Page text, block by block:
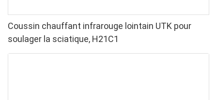
Coussin chauffant infrarouge lointain UTK pour
soulager la sciatique, H21C1